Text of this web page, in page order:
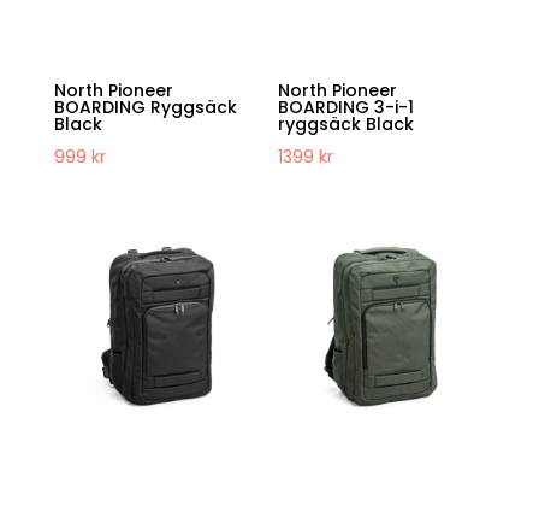
North Pioneer
BOARDING Ryggsäck
Black
999 kr
North Pioneer
BOARDING 3-i-1
ryggsäck Black
1399kr